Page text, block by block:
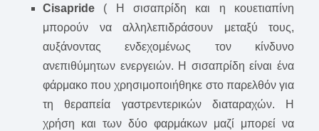
Cisapride ( Η σισαπρίδη και η κουετιαπίνη
μπορούν να αλληλεπιδράσουν μεταξύ τους,
αυξάνοντας ενδεχομένως τον κίνδυνο
ανεπιθύμητων ενεργειών. Η σισαπρίδη είναι ένα
φάρμακο που χρησιμοποιήθηκε στο παρελθόν για
τη θεραπεία γαστρεντερικών διαταραχών. Η
χρήση και των δύο φαρμάκων μαζί μπορεί να